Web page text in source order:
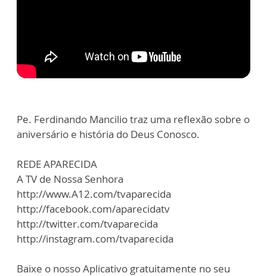
Pe. Ferdinando Mancilio traz uma reflexão sobre o
aniversário e história do Deus Conosco.
REDE APARECIDA
A TV de Nossa Senhora
http://www.A12.com/tvaparecida
http://facebook.com/aparecidatv
http://twitter.com/tvaparecida
http://instagram.com/tvaparecida
Baixe o nosso Aplicativo gratuitamente no seu